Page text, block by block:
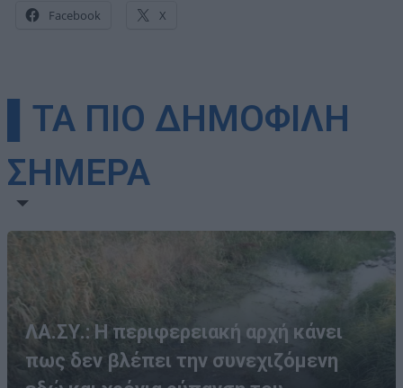
Facebook X
▌ΤΑ ΠΙΟ ΔΗΜΟΦΙΛΗ
ΣΗΜΕΡΑ
ΛΑ.ΣΥ.: Η περιφερειακή αρχή κάνει
πως δεν βλέπει την συνεχιζόμενη